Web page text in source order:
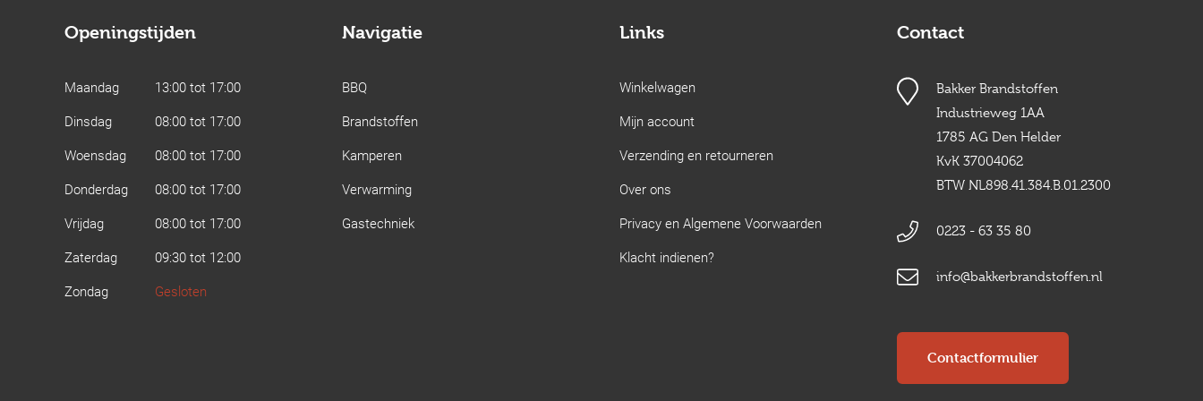
Openingstijden
Maandag
13:00 tot 17:00
Dinsdag
08:00 tot 17:00
Woensdag
08:00 tot 17:00
Donderdag
08:00 tot 17:00
Vrijdag
08:00 tot 17:00
Zaterdag
09:30 tot 12:00
Zondag
Gesloten
Navigatie
BBQ
Brandstoffen
Kamperen
Verwarming
Gastechniek
Links
Winkelwagen
Mijn account
Verzending en retourneren
Over ons
Privacy en Algemene Voorwaarden
Klacht indienen?
Contact
Bakker Brandstoffen
Industrieweg 1AA
1785 AG Den Helder
KvK 37004062
BTW NL898.41.384.B.01.2300
0223 - 63 35 80
info@bakkerbrandstoffen.nl
Contactformulier